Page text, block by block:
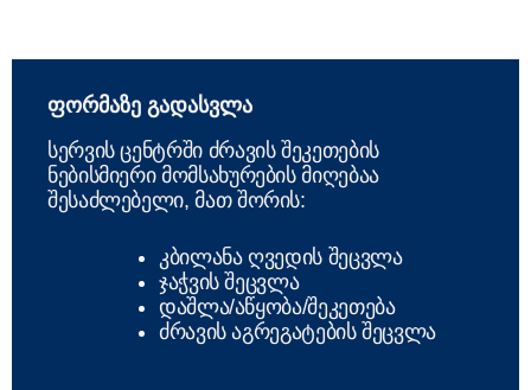
ფორმაზე გადასვლა
სერვის ცენტრში ძრავის შეკეთების
ნებისმიერი მომსახურების მიღებაა
შესაძლებელი, მათ შორის:
კბილანა ღვედის შეცვლა
ჯაჭვის შეცვლა
დაშლა/აწყობა/შეკეთება
ძრავის აგრეგატების შეცვლა